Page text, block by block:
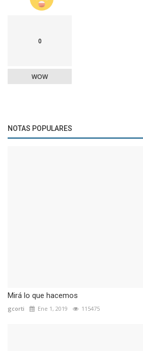
0
WOW
NOTAS POPULARES
Mirá lo que hacemos
gcorti Ene 1, 2019 115475